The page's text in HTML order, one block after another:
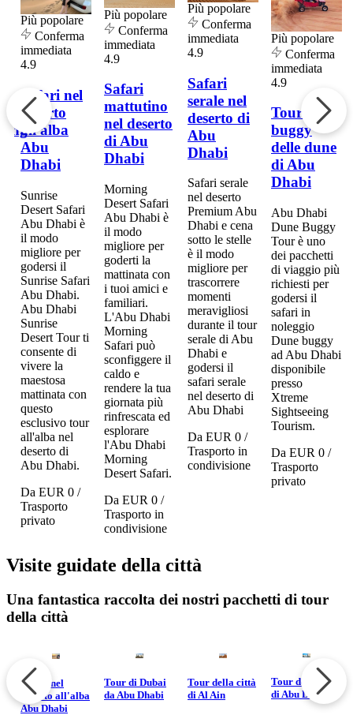
Più popolare
Conferma
immediata
4.9
Safari nel
deserto
all'alba
Abu
Dhabi
Sunrise
Desert Safari
Abu Dhabi è
il modo
migliore per
godersi il
Sunrise Safari
Abu Dhabi.
Abu Dhabi
Sunrise
Desert Tour ti
consente di
vivere la
maestosa
mattinata con
questo
esclusivo tour
all'alba nel
deserto di
Abu Dhabi.
Da EUR 0 /
Trasporto
privato
Più popolare
Conferma
immediata
4.9
Safari
mattutino
nel deserto
di Abu
Dhabi
Morning
Desert Safari
Abu Dhabi è
il modo
migliore per
goderti la
mattinata con
i tuoi amici e
familiari.
L'Abu Dhabi
Morning
Safari può
sconfiggere il
caldo e
rendere la tua
giornata più
rinfrescata ed
esplorare
l'Abu Dhabi
Morning
Desert Safari.
Da EUR 0 /
Trasporto in
condivisione
Più popolare
Conferma
immediata
4.9
Safari
serale nel
deserto di
Abu
Dhabi
Safari serale
nel deserto
Premium Abu
Dhabi e cena
sotto le stelle
è il modo
migliore per
trascorrere
momenti
meravigliosi
durante il tour
serale di Abu
Dhabi e
godersi il
safari serale
nel deserto di
Abu Dhabi
Da EUR 0 /
Trasporto in
condivisione
Più popolare
Conferma
immediata
4.9
Tour in
buggy
delle dune
di Abu
Dhabi
Abu Dhabi
Dune Buggy
Tour è uno
dei pacchetti
di viaggio più
richiesti per
godersi il
safari in
noleggio
Dune buggy
ad Abu Dhabi
disponibile
presso
Xtreme
Sightseeing
Tourism.
Da EUR 0 /
Trasporto
privato
Visite guidate della città
Una fantastica raccolta dei nostri pacchetti di tour
della città
Safari nel
deserto all'alba
Abu Dhabi
Tour di Dubai
da Abu Dhabi
Tour della città
di Al Ain
Tour della città
di Abu Dhabi